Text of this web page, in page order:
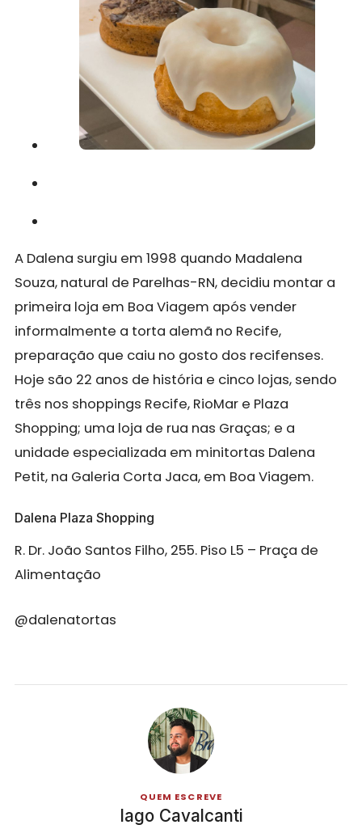
A Dalena surgiu em 1998 quando Madalena
Souza, natural de Parelhas-RN, decidiu montar a
primeira loja em Boa Viagem após vender
informalmente a torta alemã no Recife,
preparação que caiu no gosto dos recifenses.
Hoje são 22 anos de história e cinco lojas, sendo
três nos shoppings Recife, RioMar e Plaza
Shopping; uma loja de rua nas Graças; e a
unidade especializada em minitortas Dalena
Petit, na Galeria Corta Jaca, em Boa Viagem.
Dalena Plaza Shopping
R. Dr. João Santos Filho, 255. Piso L5 – Praça de
Alimentação
@dalenatortas
QUEM ESCREVE
Iago Cavalcanti